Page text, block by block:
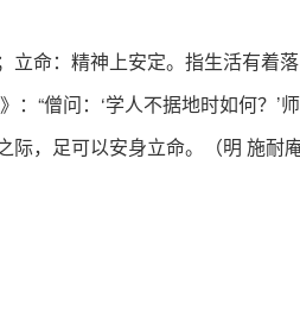
立命：精神上安定。指生活有着落
：“僧问：‘学人不据地时如何？’
际，足可以安身立命。（明 施耐